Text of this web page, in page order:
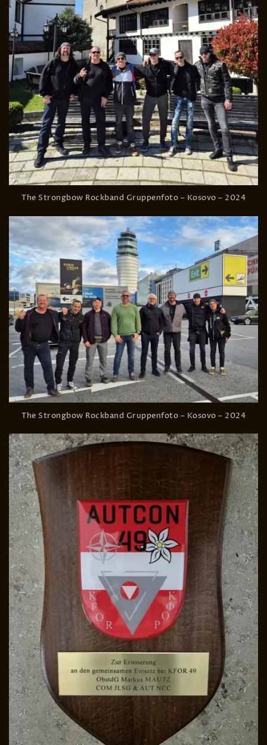
The Strongbow Rockband Gruppenfoto – Kosovo – 2024
The Strongbow Rockband Gruppenfoto – Kosovo – 2024